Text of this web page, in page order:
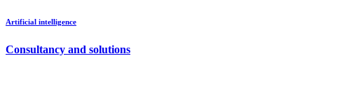
Artificial intelligence
Consultancy and solutions